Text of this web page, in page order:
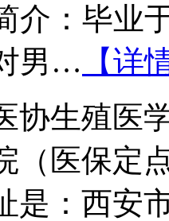
：毕业于
男… 【详
生殖医学
（医保定
是：西安